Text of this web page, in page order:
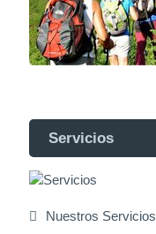
Servicios
Nuestros Servicios